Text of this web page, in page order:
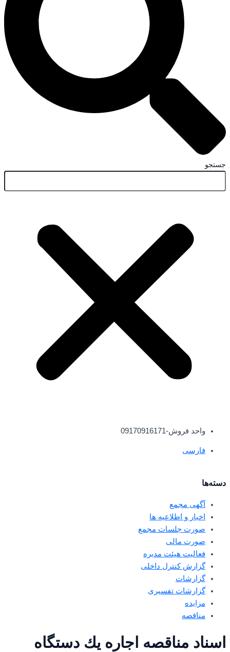
جستجو
واحد فروش-09170916171
فارسی
دسته‌ها
آگهی مجمع
اخبار و اطلاعیه ها
صورت جلسات مجمع
صورت مالی
فعالیت هیئت مدیره
گزارش کنترل داخلی
گزارشات
گزارشات تفسیری
مزایده
مناقصه
اسناد مناقصه اجاره يك دستگاه